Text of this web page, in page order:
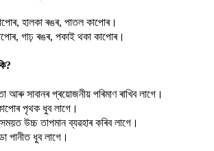
হালকা ৰঙৰ, পাতল কাপোৰ।
গাঢ় ৰঙৰ, পকাই থকা কাপোৰ।
আৰু সাবানৰ প্ৰয়োজনীয় পৰিমাণ ৰাখিব লাগে।
পৃথক ধুব লাগে।
উচ্চ তাপমান ব্যৱহাৰ কৰিব লাগে।
পানীত ধুব লাগে।